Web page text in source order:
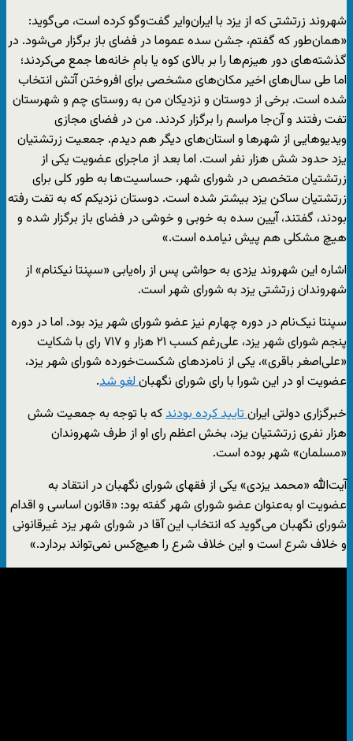
شهروند زرتشتی که از یزد با ایران‌وایر گفت‌وگو کرده است، می‌گوید:
«همان‌طور که گفتم، جشن سده عموما در فضای باز برگزار می‌شود. در
گذشته‌های دور هیزم‌ها را بر بالای کوه یا بامِ خانه‌ها جمع می‌کردند؛
اما طی سال‌های اخیر مکان‌های مشخصی برای افروختن آتش انتخاب
شده است. برخی از دوستان و نزدیکان من به روستای چم و شهرستان
تفت رفتند و آن‌جا مراسم را برگزار کردند. من در فضای مجازی
ویدیوهایی از شهرها و استان‌های دیگر هم دیدم. جمعیت زرتشتیان
یزد حدود شش هزار نفر است. اما بعد از ماجرای عضویت یکی از
زرتشتیان متخصص در شورای شهر، حساسیت‌ها به طور کلی برای
زرتشتیان ساکن یزد بیشتر شده است. دوستان نزدیکم که به تفت رفته
بودند، گفتند، آیین سده به خوبی و خوشی در فضای باز برگزار شده و
هیچ مشکلی هم پیش نیامده است.»
اشاره این شهروند یزدی به حواشی پس از راه‌یابی «سپنتا نیکنام» از
شهروندان زرتشتی یزد به شورای شهر است.
سپنتا نیک‌‌نام در دوره چهارم نیز عضو شورای شهر یزد بود. اما در دوره
پنجم شورای شهر یزد، علی‌رغم کسب ۲۱ هزار و ۷۱۷ رای با شکایت
«علی‌اصغر باقری»، یکی از نامزدهای شکست‌خورده شورای شهر یزد،
عضویت او در این شورا با رای شورای نگهبانلغو شد.
خبرگزاری دولتی ایرانتایید کرده بودندکه با توجه به جمعیت شش‌
هزار نفری زرتشتیان یزد، بخش اعظم رای او از طرف شهروندان
«مسلمان» شهر بوده است.
آیت‌الله «محمد یزدی» یکی از فقهای شورای نگهبان در انتقاد به
عضویت او به‌عنوان عضو شورای شهر گفته بود: «قانون اساسی و اقدام
شورای نگهبان می‌گوید که انتخاب این آقا در شورای شهر یزد غیرقانونی
و خلاف شرع است و این خلاف شرع را هیچ‌کس نمی‌تواند بردارد.»